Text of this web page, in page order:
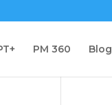
PM 360 Blog